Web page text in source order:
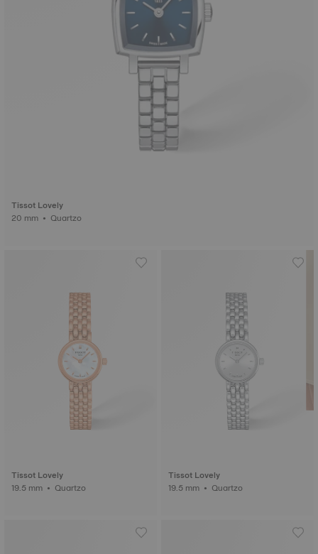
Tissot Lovely
20 mm • Quartzo
Tissot Lovely
19.5 mm • Quartzo
Tissot Lovely
19.5 mm • Quartzo